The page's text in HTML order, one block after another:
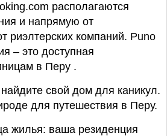
располагаются
и напрямую от
риэлтерских компаний. Puno
– это доступная
в Перу .
свой дом для каникул.
для путешествия в Перу.
жилья: ваша резиденция